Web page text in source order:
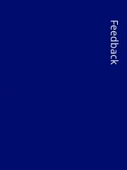
Feedback